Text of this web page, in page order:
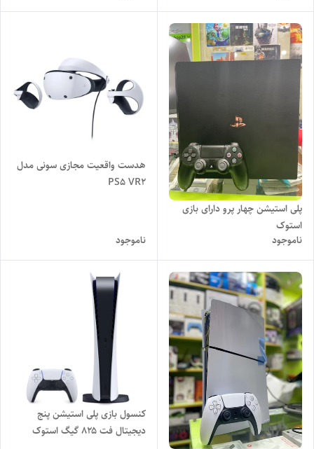
پلی استیشن چهار پرو دارای بازی
استوک
ناموجود
هدست واقعیت مجازی سونی مدل
PS5 VR2
ناموجود
کنسول بازی پلی استیشن پنج
دیجیتال فت ۸۲۵ گیگ استوک